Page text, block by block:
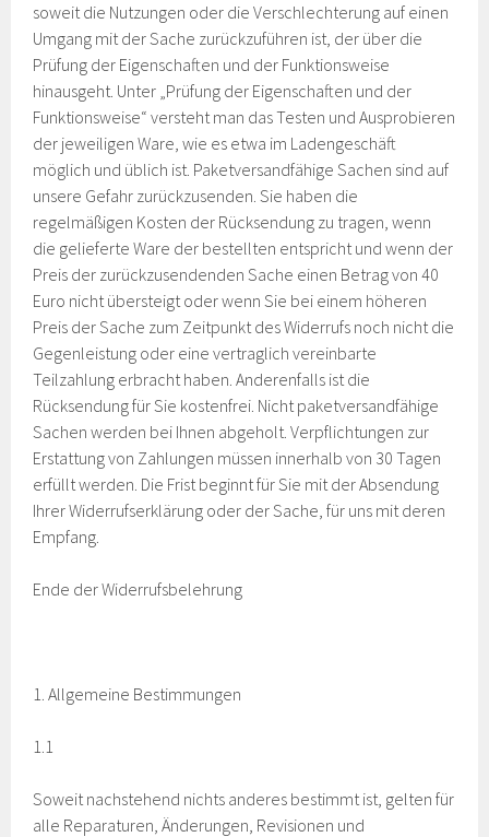
soweit die Nutzungen oder die Verschlechterung auf einen
Umgang mit der Sache zurückzuführen ist, der über die
Prüfung der Eigenschaften und der Funktionsweise
hinausgeht. Unter „Prüfung der Eigenschaften und der
Funktionsweise“ versteht man das Testen und Ausprobieren
der jeweiligen Ware, wie es etwa im Ladengeschäft
möglich und üblich ist. Paketversandfähige Sachen sind auf
unsere Gefahr zurückzusenden. Sie haben die
regelmäßigen Kosten der Rücksendung zu tragen, wenn
die gelieferte Ware der bestellten entspricht und wenn der
Preis der zurückzusendenden Sache einen Betrag von 40
Euro nicht übersteigt oder wenn Sie bei einem höheren
Preis der Sache zum Zeitpunkt des Widerrufs noch nicht die
Gegenleistung oder eine vertraglich vereinbarte
Teilzahlung erbracht haben. Anderenfalls ist die
Rücksendung für Sie kostenfrei. Nicht paketversandfähige
Sachen werden bei Ihnen abgeholt. Verpflichtungen zur
Erstattung von Zahlungen müssen innerhalb von 30 Tagen
erfüllt werden. Die Frist beginnt für Sie mit der Absendung
Ihrer Widerrufserklärung oder der Sache, für uns mit deren
Empfang.
Ende der Widerrufsbelehrung
1. Allgemeine Bestimmungen
1.1
Soweit nachstehend nichts anderes bestimmt ist, gelten für
alle Reparaturen, Änderungen, Revisionen und